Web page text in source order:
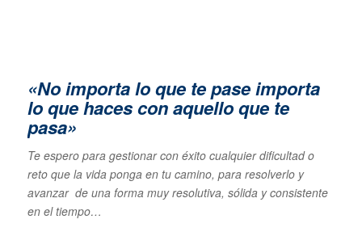
«No importa lo que te pase importa
lo que haces con aquello que te
pasa»
Te espero para gestionar con éxito cualquier dificultad o
reto que la vida ponga en tu camino, para resolverlo y
avanzar de una forma muy resolutiva, sólida y consistente
en el tiempo…